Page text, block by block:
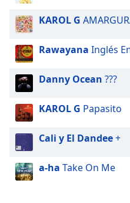
KAROL G
Rawayana Inglés
Danny Ocean ???
KAROL G Papasito
Cali y El Dandee+
a-ha Take On Me